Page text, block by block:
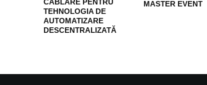
CABLARE PENTRU
TEHNOLOGIA DE
AUTOMATIZARE
DESCENTRALIZATĂ
MASTER EVENT